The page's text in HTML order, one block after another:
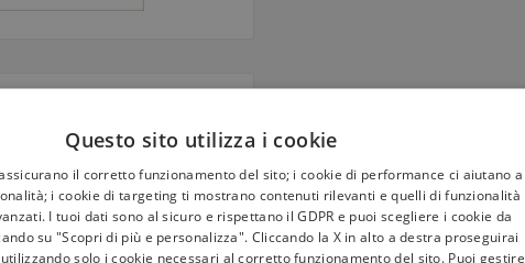
i due motivi principali
globale della più antica
umanistica con
l'accento sul
Questo sito utilizza i cookie
il corretto funzionamento del sito; i cookie di performance ci aiutano a
i cookie di targeting ti mostrano contenuti rilevanti e quelli di funzionalità
I tuoi dati sono al sicuro e rispettano il GDPR e puoi scegliere i cookie da
su "Scopri di più e personalizza". Cliccando la X in alto a destra proseguirai
solo i cookie necessari al corretto funzionamento del sito. Puoi gestire